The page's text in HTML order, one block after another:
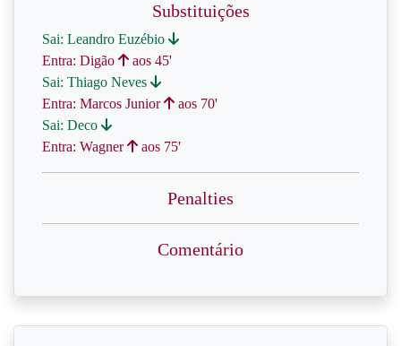
Substituições
Sai: Leandro Euzébio
Entra: Digão
aos 45'
Sai: Thiago Neves
Entra: Marcos Junior
aos 70'
Sai: Deco
Entra: Wagner
aos 75'
Penalties
Comentário